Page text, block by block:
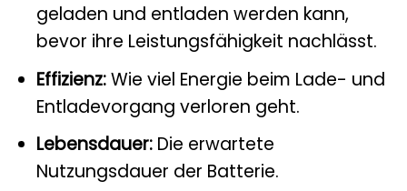
geladen und entladen werden kann,
bevor ihre Leistungsfähigkeit nachlässt.
Effizienz:Wie viel Energie beim Lade- und
Entladevorgang verloren geht.
Lebensdauer:Die erwartete
Nutzungsdauer der Batterie.